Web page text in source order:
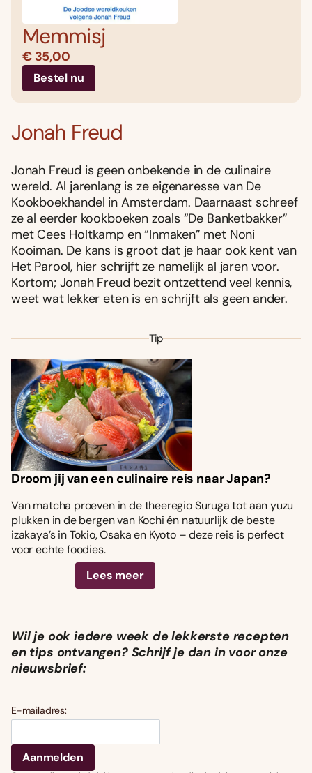
Memmisj
€ 35,00
Bestel nu
Jonah Freud
Jonah Freud is geen onbekende in de culinaire
wereld. Al jarenlang is ze eigenaresse van De
Kookboekhandel in Amsterdam. Daarnaast schreef
ze al eerder kookboeken zoals “De Banketbakker”
met Cees Holtkamp en “Inmaken” met Noni
Kooiman. De kans is groot dat je haar ook kent van
Het Parool, hier schrijft ze namelijk al jaren voor.
Kortom; Jonah Freud bezit ontzettend veel kennis,
weet wat lekker eten is en schrijft als geen ander.
Tip
Droom jij van een culinaire reis naar Japan?
Van matcha proeven in de theeregio Suruga tot aan yuzu
plukken in de bergen van Kochi én natuurlijk de beste
izakaya’s in Tokio, Osaka en Kyoto – deze reis is perfect
voor echte foodies.
Lees meer
Wil je ook iedere week de lekkerste recepten
en tips ontvangen? Schrijf je dan in voor onze
nieuwsbrief:
E-mailadres: